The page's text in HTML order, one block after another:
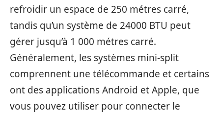
refroidir un espace de 250 métres carré,
tandis qu’un système de 24000 BTU peut
gérer jusqu’à 1 000 métres carré.
Généralement, les systèmes mini-split
comprennent une télécommande et certains
ont des applications Android et Apple, que
vous pouvez utiliser pour connecter le